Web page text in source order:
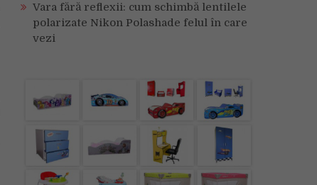
Vara fără reflexii: cum schimbă lentilele
polarizate Nikon Polashade felul în care
vezi